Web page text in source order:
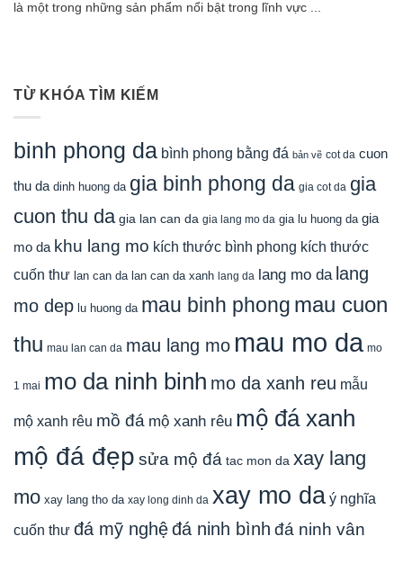
là một trong những sản phẩm nổi bật trong lĩnh vực ...
TỪ KHÓA TÌM KIẾM
binh phong da bình phong bằng đá bản vẽ cot da cuon
thu da dinh huong da gia binh phong da gia cot da gia
cuon thu da gia lan can da gia lang mo da gia lu huong da gia
mo da khu lang mo kích thước bình phong kích thước
cuốn thư lan can da lan can da xanh lang da lang mo da lang
mo dep lu huong da mau binh phong mau cuon
thu mau lan can da mau lang mo mau mo da mo
1 mai mo da ninh binh mo da xanh reu mẫu
mộ xanh rêu mồ đá mộ xanh rêu mộ đá xanh
mộ đá đẹp sửa mộ đá tac mon da xay lang
mo xay lang tho da xay long dinh da xay mo da ý nghĩa
cuốn thư đá mỹ nghệđá ninh bình đá ninh vân